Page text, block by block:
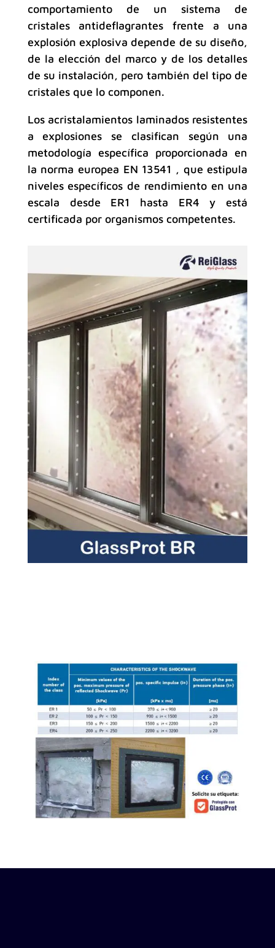
comportamiento de un sistema de
cristales antideflagrantes frente a una
explosión explosiva depende de su diseño,
de la elección del marco y de los detalles
de su instalación, pero también del tipo de
cristales que lo componen.
Los acristalamientos laminados resistentes
a explosiones se clasifican según una
metodología específica proporcionada en
la norma europea EN 13541 , que estipula
niveles específicos de rendimiento en una
escala desde ER1 hasta ER4 y está
certificada por organismos competentes.